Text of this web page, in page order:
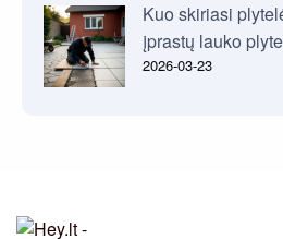
Kuo skiriasi
įprastų lauko
2026-03-23